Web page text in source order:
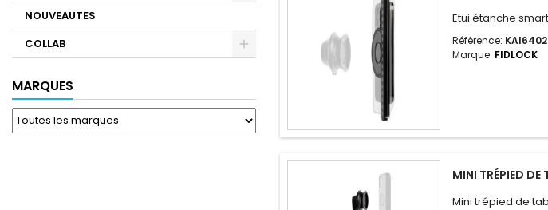
NOUVEAUTES
COLLAB
MARQUES
Etui étanche
Référence:
Marque: FIDLOCK
MINI TRÉPIED
Mini trépied de